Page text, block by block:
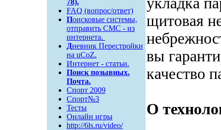
78).
FAQ (вопрос/ответ)
Поисковые системы,
отправить СМС - из
интернета.
Дневник Перестройки
на uCoZ.
Интернет - статьи.
Поиск позывных.
Почта.
Спорт 2009
Спорт№3
Тесты
Онлайн игры
http://6ls.ru/video/
щитовая
вы
качество
О